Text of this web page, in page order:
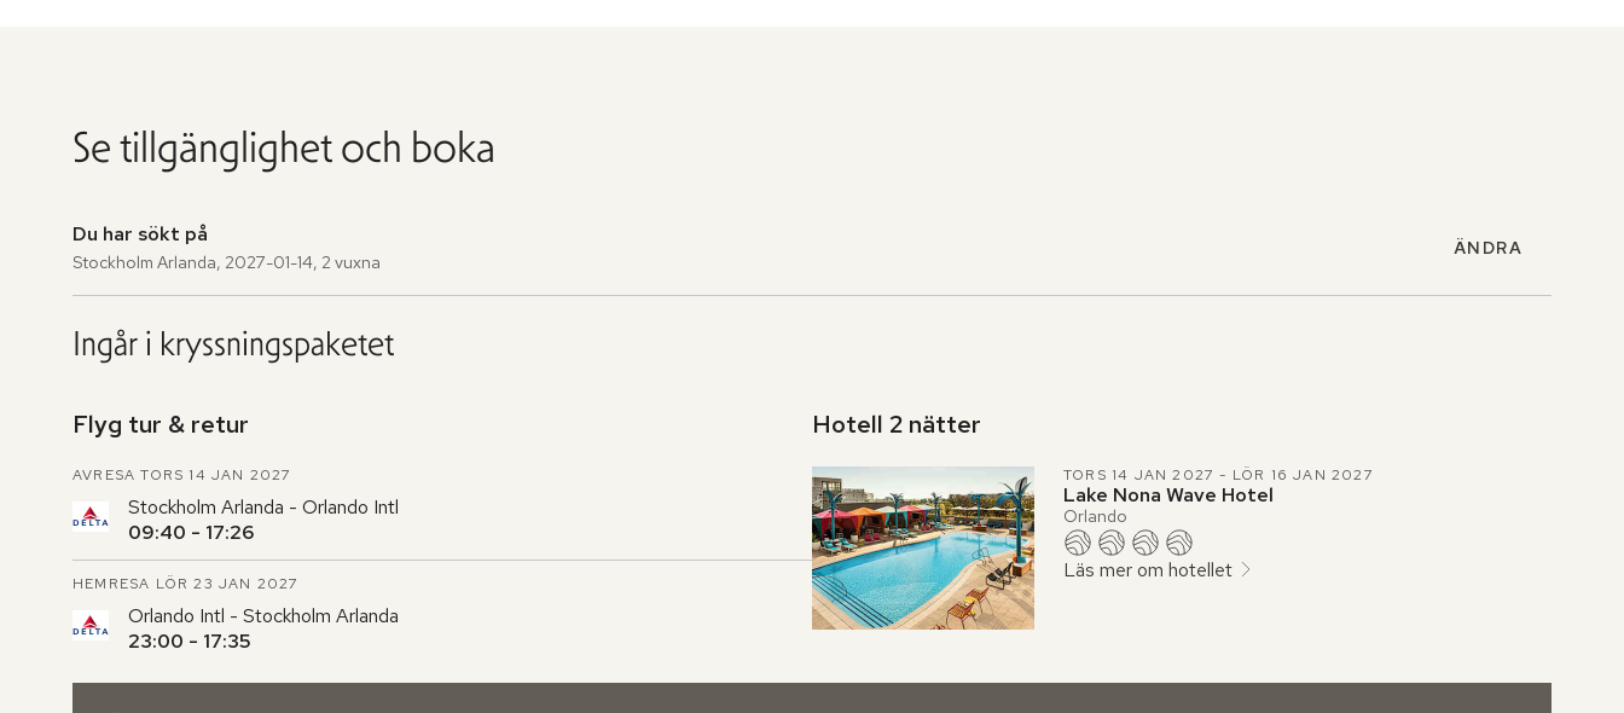
Se tillgänglighet och boka
Du har sökt på
Stockholm Arlanda, 2027-01-14, 2 vuxna
ÄNDRA
Ingår i kryssningspaketet
Flyg tur & retur
AVRESA TORS 14 JAN 2027
Stockholm Arlanda - Orlando Intl
09:40 - 17:26
HEMRESA LÖR 23 JAN 2027
Orlando Intl - Stockholm Arlanda
23:00 - 17:35
Hotell 2 nätter
TORS 14 JAN 2027 - LÖR 16 JAN 2027
Lake Nona Wave Hotel
Orlando
Läs mer om hotellet